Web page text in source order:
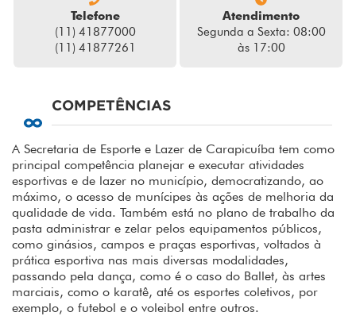
Telefone
(11) 41877000
(11) 41877261
Atendimento
Segunda a Sexta: 08:00
às 17:00
COMPETÊNCIAS
A Secretaria de Esporte e Lazer de Carapicuíba tem como
principal competência planejar e executar atividades
esportivas e de lazer no município, democratizando, ao
máximo, o acesso de munícipes às ações de melhoria da
qualidade de vida. Também está no plano de trabalho da
pasta administrar e zelar pelos equipamentos públicos,
como ginásios, campos e praças esportivas, voltados à
prática esportiva nas mais diversas modalidades,
passando pela dança, como é o caso do Ballet, às artes
marciais, como o karatê, até os esportes coletivos, por
exemplo, o futebol e o voleibol entre outros.